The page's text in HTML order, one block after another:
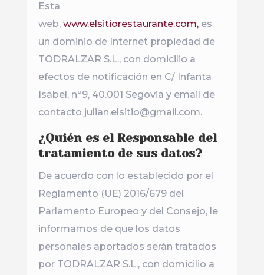
Esta
web, www.elsitiorestaurante.com,es
un dominio de Internet propiedad de
TODRALZAR S.L., con domicilio a
efectos de notificación en C/ Infanta
Isabel, nº9, 40.001 Segovia y email de
contacto julian.elsitio@gmail.com.
¿Quién es el Responsable del
tratamiento de sus datos?
De acuerdo con lo establecido por el
Reglamento (UE) 2016/679 del
Parlamento Europeo y del Consejo, le
informamos de que los datos
personales aportados serán tratados
por TODRALZAR S.L., con domicilio a